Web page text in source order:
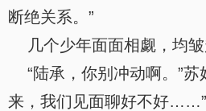
断绝关系。”
几个少年面面相觑，均皱
“陆承，你别冲动啊。”苏
来，我们见面聊好不好……”